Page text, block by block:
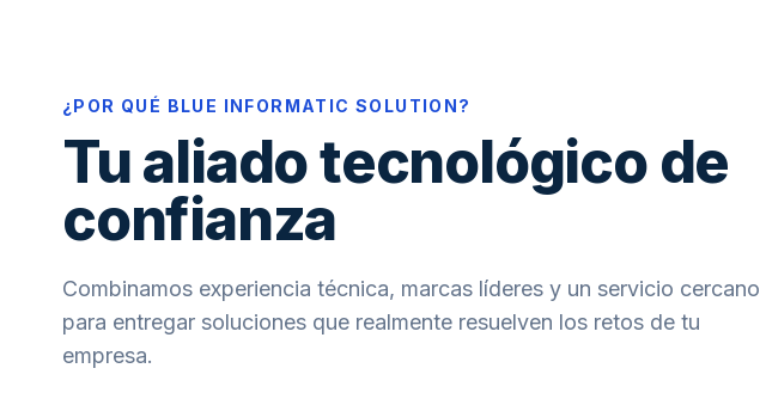
¿POR QUÉ BLUE INFORMATIC SOLUTION?
Tu aliado tecnológico de
confianza
Combinamos experiencia técnica, marcas líderes y un servicio cercano
para entregar soluciones que realmente resuelven los retos de tu
empresa.